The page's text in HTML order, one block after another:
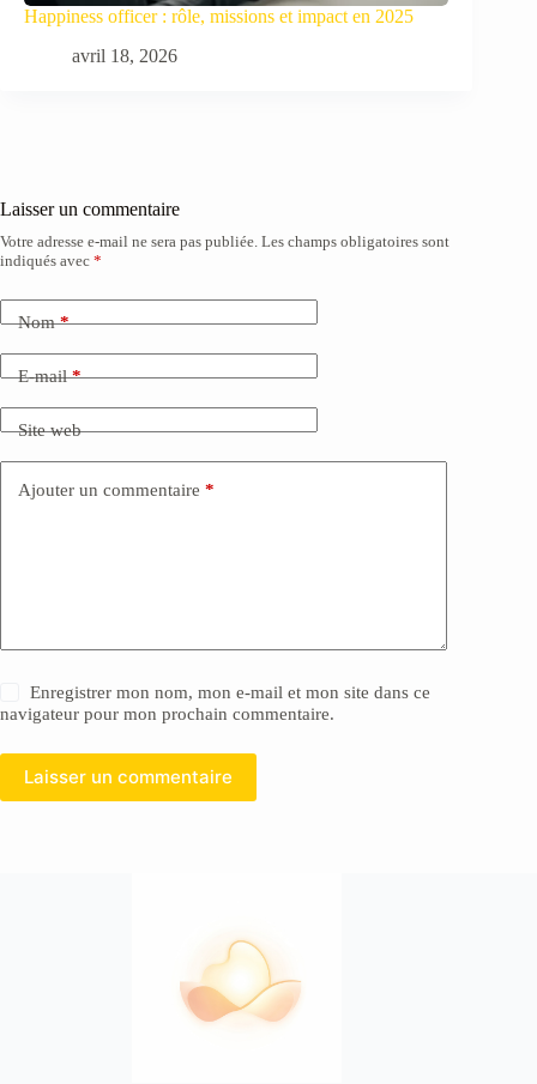
Happiness officer : rôle, missions et impact en 2025
avril 18, 2026
Laisser un commentaire
Votre adresse e-mail ne sera pas publiée. Les champs obligatoires sont
indiqués avec *
Nom*
E-mail*
Site web
Ajouter un commentaire *
Enregistrer mon nom, mon e-mail et mon site dans ce
navigateur pour mon prochain commentaire.
Laisser un commentaire